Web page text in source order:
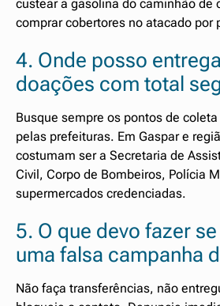
custear a gasolina do caminhão de
comprar cobertores no atacado por
4. Onde posso
doações com total
Busque sempre os pontos de
pelas prefeituras. Em Gaspar e
costumam ser a Secretaria de
Civil, Corpo de Bombeiros, Polícia
supermercados credenciadas.
5. O que devo fazer
uma falsa campanha
Não faça transferências, não